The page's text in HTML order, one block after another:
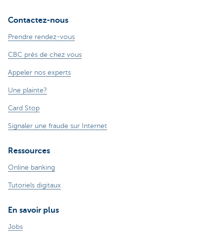
Contactez-nous
Prendre rendez-vous
CBC près de chez vous
Appeler nos experts
Une plainte?
Card Stop
Signaler une fraude sur Internet
Ressources
Online banking
Tutoriels digitaux
En savoir plus
Jobs